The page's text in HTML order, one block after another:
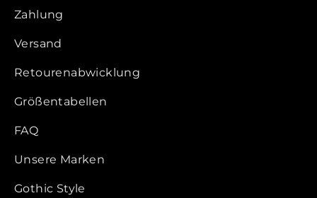
Zahlung
Versand
Retourenabwicklung
Größentabellen
FAQ
Unsere Marken
Gothic Style